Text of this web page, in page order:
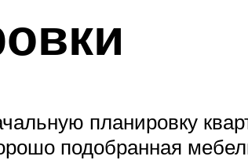
планировку
подобранная